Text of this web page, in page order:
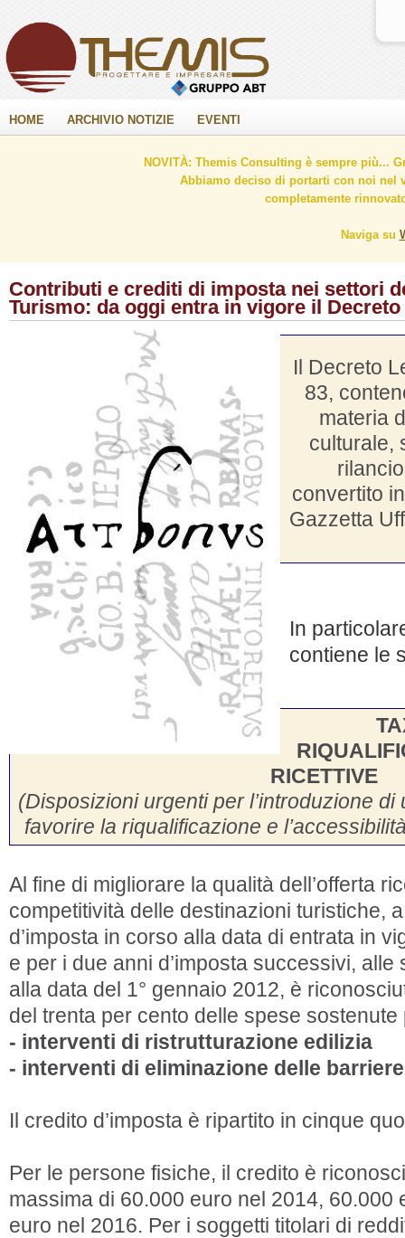
HOME ARCHIVIO NOTIZIE EVENTI
NOVITÀ: Themis Consulting è sempre più...
Abbiamo deciso di portarti con noi nel
completamente
Naviga su
Contributi e crediti di imposta nei settori
Turismo: da oggi entra in vigore il Decreto
Il Decreto
83,
materia
culturale,
convertito
Gazzetta
In
contiene le
RICETTIVE
(Disposizioni urgenti per l’introduzione
favorire la riqualificazione e
Al fine di migliorare la qualità dell’offerta
competitività delle destinazioni turistiche,
d’imposta in corso alla data di entrata in
e per i due anni d’imposta successivi,
alla data del 1° gennaio 2012, è
del trenta per cento delle spese
- interventi di ristrutturazione edilizia
- interventi di eliminazione delle
Il credito d’imposta è ripartito in cinque
Per le persone fisiche, il credito è
massima di 60.000 euro nel 2014, 60.000
euro nel 2016. Per i soggetti titolari di